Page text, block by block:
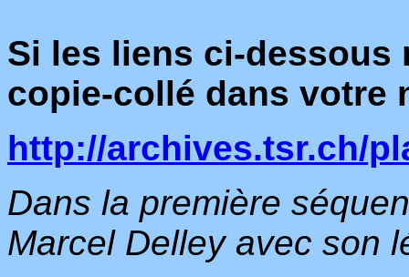
Si les liens ci-dessous
copie-collé dans votre
http://archives.tsr.ch/
Dans la première
Marcel Delley avec son